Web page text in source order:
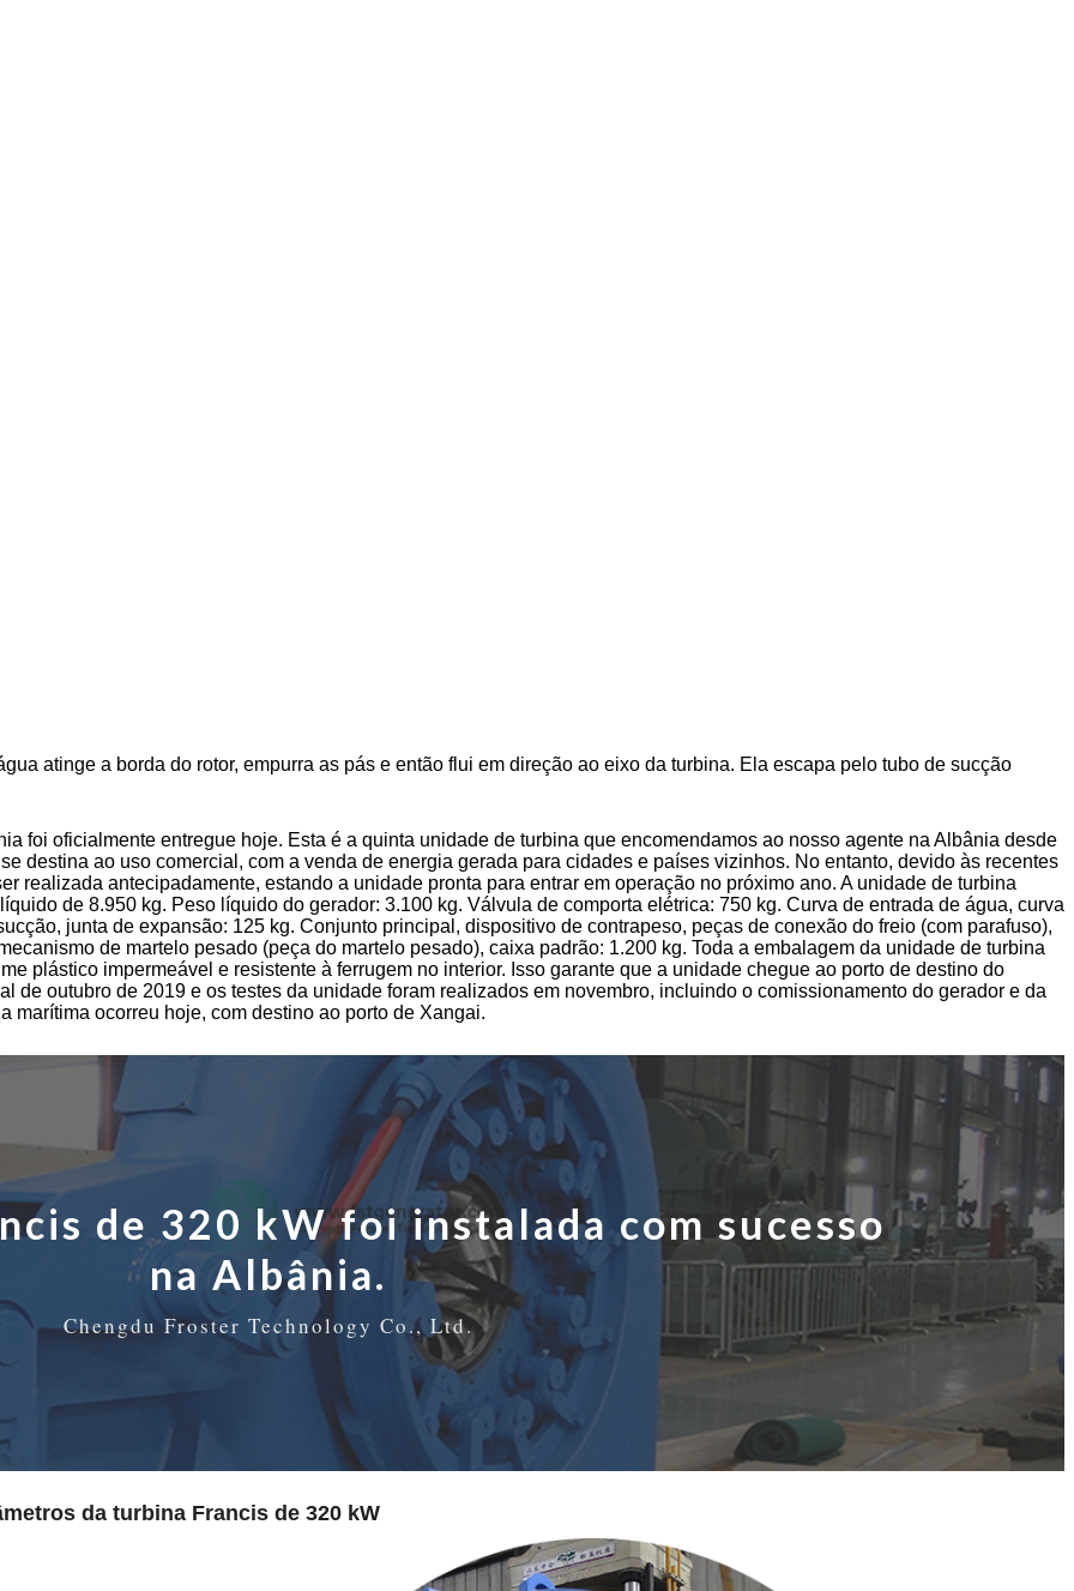
microcentrais hidrelétricas...
Preço...
50 kW
15 kW e 20 kW...
50 kW
atinge a borda do rotor, empurra as pás e então flui em direção ao eixo da turbina. Ela escapa pelo tubo de sucção
foi oficialmente entregue hoje. Esta é a quinta unidade de turbina que encomendamos ao nosso agente na Albânia desde
destina ao uso comercial, com a venda de energia gerada para cidades e países vizinhos. No entanto, devido às recentes
realizada antecipadamente, estando a unidade pronta para entrar em operação no próximo ano. A unidade de turbina
de 8.950 kg. Peso líquido do gerador: 3.100 kg. Válvula de comporta elétrica: 750 kg. Curva de entrada de água, curva
junta de expansão: 125 kg. Conjunto principal, dispositivo de contrapeso, peças de conexão do freio (com parafuso),
de martelo pesado (peça do martelo pesado), caixa padrão: 1.200 kg. Toda a embalagem da unidade de turbina
plástico impermeável e resistente à ferrugem no interior. Isso garante que a unidade chegue ao porto de destino do
de outubro de 2019 e os testes da unidade foram realizados em novembro, incluindo o comissionamento do gerador e da
marítima ocorreu hoje, com destino ao porto de Xangai.
de 320 kW foi instalada com sucesso
na Albânia.
Chengdu Froster Technology Co., Ltd.
da turbina Francis de 320 kW